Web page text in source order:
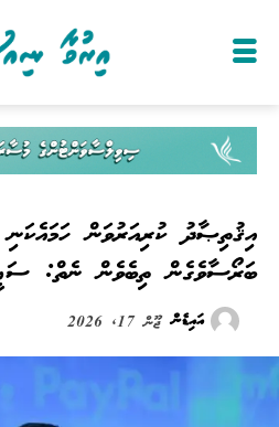
އިޤުތިޞާދު ކުރިއަރުވަން ހަމައެކަނި
ބަރޯސާވެގެން ތިބެވެން ނެތް:
އައިޑެން ޖޫން 17, 2026